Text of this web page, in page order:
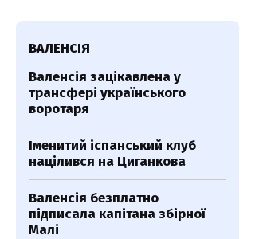
ВАЛЕНСІЯ
Валенсія зацікавлена у
трансфері українського
воротаря
Іменитий іспанський клуб
націлився на Циганкова
Валенсія безплатно
підписала капітана збірної
Малі